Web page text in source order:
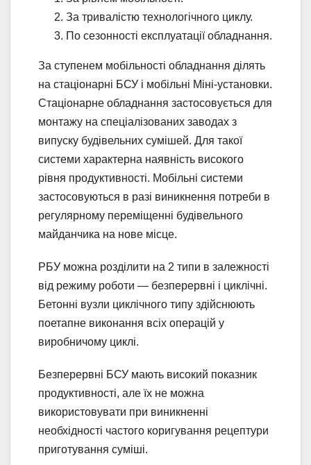
За тривалістю технологічного циклу.
По сезонності експлуатації обладнання.
За ступенем мобільності обладнання ділять
на стаціонарні БСУ і мобільні Міні-установки.
Стаціонарне обладнання застосовується для
монтажу на спеціалізованих заводах з
випуску будівельних сумішей. Для такої
системи характерна наявність високого
рівня продуктивності. Мобільні системи
застосовуються в разі виникнення потреби в
регулярному переміщенні будівельного
майданчика на нове місце.
РБУ можна розділити на 2 типи в залежності
від режиму роботи — безперервні і циклічні.
Бетонні вузли циклічного типу здійснюють
поетапне виконання всіх операцій у
виробничому циклі.
Безперервні БСУ мають високий показник
продуктивності, але їх не можна
використовувати при виникненні
необхідності частого коригування рецептури
приготування суміші.